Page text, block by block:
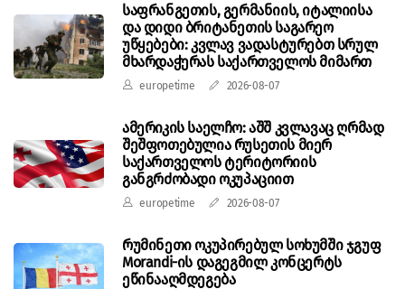
საფრანგეთის, გერმანიის, იტალიისა
და დიდი ბრიტანეთის საგარეო
უწყებები: კვლავ ვადასტურებთ სრულ
მხარდაჭერას საქართველოს მიმართ
europetime 2026-08-07
ამერიკის საელჩო: აშშ კვლავაც ღრმად
შეშფოთებულია რუსეთის მიერ
საქართველოს ტერიტორიის
განგრძობადი ოკუპაციით
europetime 2026-08-07
რუმინეთი ოკუპირებულ სოხუმში ჯგუფ
Morandi-ის დაგეგმილ კონცერტს
ეწინააღმდეგება